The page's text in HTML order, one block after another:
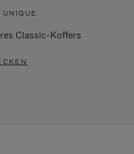
Classic-Koffers